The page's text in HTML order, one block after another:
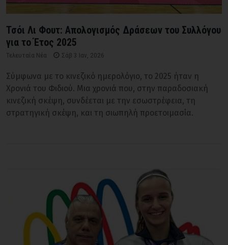
Τσόι Λι Φουτ: Απολογισμός Δράσεων του Συλλόγου
για το Έτος 2025
Τελευταία Νέα Σάβ 3 Ιαν, 2026
Σύμφωνα με το κινεζικό ημερολόγιο, το 2025 ήταν η
Χρονιά του Φιδιού. Μια χρονιά που, στην παραδοσιακή
κινεζική σκέψη, συνδέεται με την εσωστρέφεια, τη
στρατηγική σκέψη, και τη σιωπηλή προετοιμασία.